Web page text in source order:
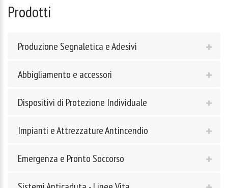
Prodotti
Produzione Segnaletica e Adesivi
Abbigliamento e accessori
Dispositivi di Protezione Individuale
Impianti e Attrezzature Antincendio
Emergenza e Pronto Soccorso